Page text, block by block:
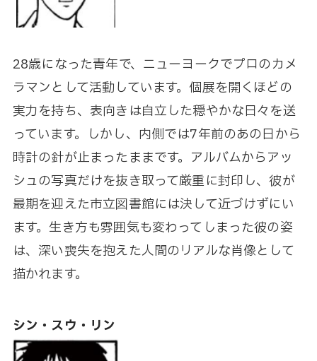
28歳になった青年で、ニューヨークでプロのカメ
ラマンとして活動しています。個展を開くほどの
実力を持ち、表向きは自立した穏やかな日々を送
っています。しかし、内側では7年前のあの日から
時計の針が止まったままです。アルバムからアッ
シュの写真だけを抜き取って厳重に封印し、彼が
最期を迎えた市立図書館には決して近づけずにい
ます。生き方も雰囲気も変わってしまった彼の姿
は、深い喪失を抱えた人間のリアルな肖像として
描かれます。
シン・スウ・リン